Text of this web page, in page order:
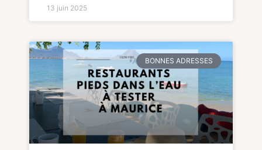
13 juin 2025
BONNES ADRESSES